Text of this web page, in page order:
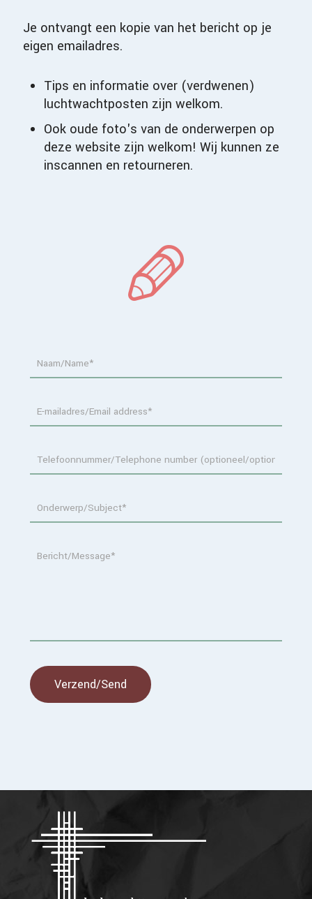
Je ontvangt een kopie van het bericht op je
eigen emailadres.
Tips en informatie over (verdwenen)
luchtwachtposten zijn welkom.
Ook oude foto's van de onderwerpen op
deze website zijn welkom! Wij kunnen ze
inscannen en retourneren.